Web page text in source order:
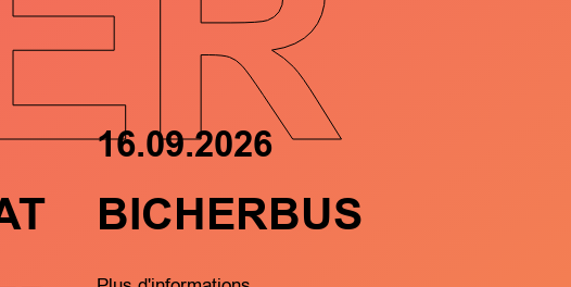
16.09.2026
BICHERBUS